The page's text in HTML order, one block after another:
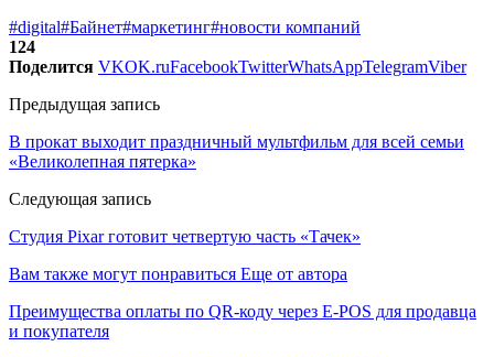
#digital#Байнет#маркетинг#новости компаний
124
Поделится VKOK.ruFacebookTwitterWhatsAppTelegramViber
Предыдущая запись
В прокат выходит праздничный мультфильм для всей семьи
«Великолепная пятерка»
Следующая запись
Студия Pixar готовит четвертую часть «Тачек»
Вам также могут понравиться Еще от автора
Преимущества оплаты по QR-коду через E-POS для продавца
и покупателя